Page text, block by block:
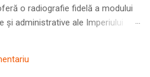
o radiografie fidelă a modului
și administrative ale Imperiului
excepțională a lumii romane
socială dinamică și de o libertate